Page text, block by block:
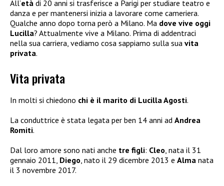
All’età di 20 anni si trasferisce a Parigi per studiare teatro e
danza e per mantenersi inizia a lavorare come cameriera.
Qualche anno dopo torna però a Milano. Ma dove vive oggi
Lucilla? Attualmente vive a Milano. Prima di addentraci
nella sua carriera, vediamo cosa sappiamo sulla sua vita
privata.
Vita privata
In molti si chiedono chi è il marito di Lucilla Agosti.
La conduttrice è stata legata per ben 14 anni ad Andrea
Romiti.
Dal loro amore sono nati anche tre figli: Cleo, nata il 31
gennaio 2011, Diego, nato il 29 dicembre 2013 e Alma nata
il 3 novembre 2017.